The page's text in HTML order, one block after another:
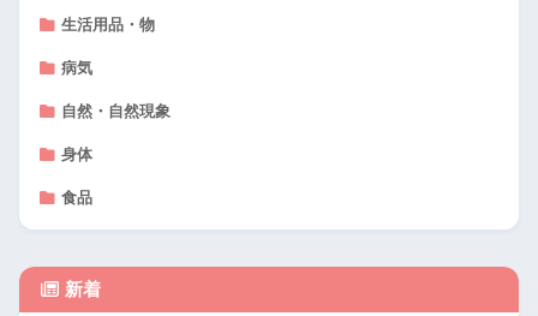
生活用品・物
病気
自然・自然現象
身体
食品
新着